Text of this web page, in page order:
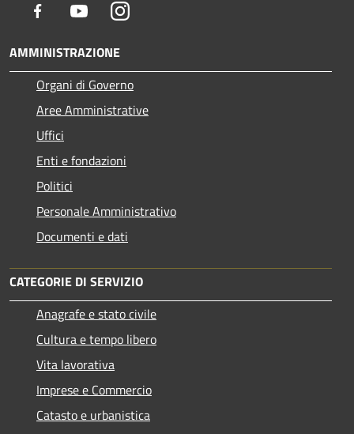
Facebook YoutubeInstagram
AMMINISTRAZIONE
Organi di Governo
Aree Amministrative
Uffici
Enti e fondazioni
Politici
Personale Amministrativo
Documenti e dati
CATEGORIE DI SERVIZIO
Anagrafe e stato civile
Cultura e tempo libero
Vita lavorativa
Imprese e Commercio
Catasto e urbanistica